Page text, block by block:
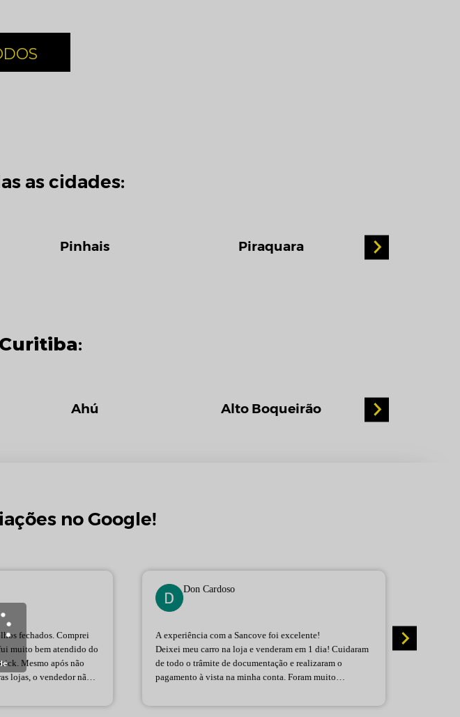
as cidades:
Pinhais Piraquara
Curitiba:
Ahú Alto Boqueirão
no Google!
fechados. Comprei
muito bem atendido do
Mesmo após não
lojas, o vendedor não
e profissionalismo!
Don Cardoso
A experiência com a Sancove foi excelente!
Deixei meu carro na loja e venderam em 1 dia! Cuidaram
de todo o trâmite de documentação e realizaram o
pagamento à vista na minha conta. Foram muito
Fica aqui meu agradecimento a equipe e a Milena que